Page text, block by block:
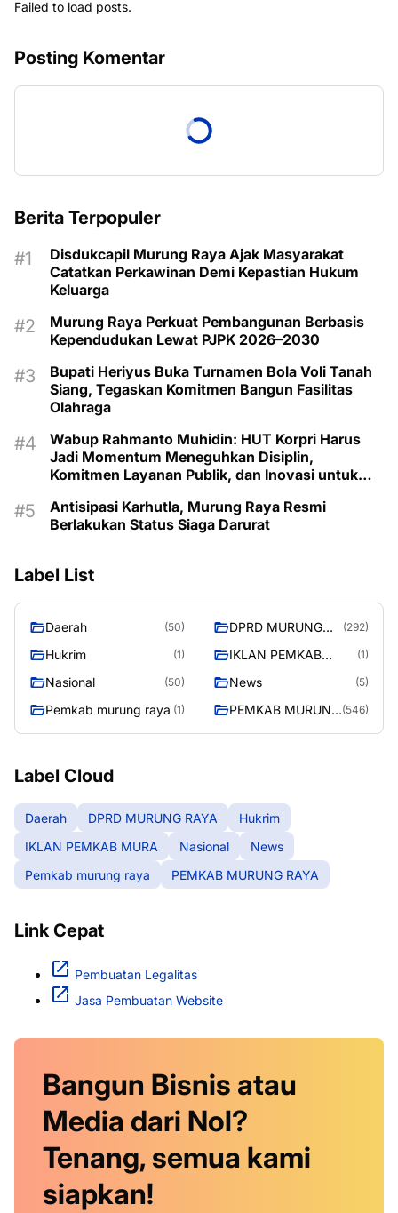
Failed to load posts.
Posting Komentar
Berita Terpopuler
Disdukcapil Murung Raya Ajak Masyarakat
Catatkan Perkawinan Demi Kepastian Hukum
Keluarga
Murung Raya Perkuat Pembangunan Berbasis
Kependudukan Lewat PJPK 2026–2030
Bupati Heriyus Buka Turnamen Bola Voli Tanah
Siang, Tegaskan Komitmen Bangun Fasilitas
Olahraga
Wabup Rahmanto Muhidin: HUT Korpri Harus
Jadi Momentum Meneguhkan Disiplin,
Komitmen Layanan Publik, dan Inovasi untuk
Antisipasi Karhutla, Murung Raya Resmi
Berlakukan Status Siaga Darurat
Label List
Daerah (50)
DPRD MURUNG
(292)
Hukrim (1)
IKLAN PEMKAB
(1)
Nasional (50) News (5)
Pemkab murung raya (1)
PEMKAB MURUNG (546)
Label Cloud
Daerah DPRD MURUNG RAYA
Hukrim
IKLAN PEMKAB MURA
Nasional
News
Pemkab murung raya
PEMKAB MURUNG RAYA
Link Cepat
Pembuatan Legalitas
Jasa Pembuatan Website
Bangun Bisnis atau
Media dari Nol?
Tenang, semua kami
siapkan!